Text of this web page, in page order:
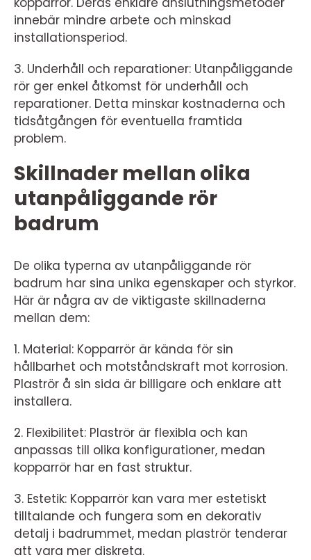
innebär mindre arbete och minskad
installationsperiod.
3. Underhåll och reparationer: Utanpåliggande
rör ger enkel åtkomst för underhåll och
reparationer. Detta minskar kostnaderna och
tidsåtgången för eventuella framtida
problem.
Skillnader mellan olika
utanpåliggande rör
badrum
De olika typerna av utanpåliggande rör
badrum har sina unika egenskaper och styrkor.
Här är några av de viktigaste skillnaderna
mellan dem:
1. Material: Kopparrör är kända för sin
hållbarhet och motståndskraft mot korrosion.
Plaströr å sin sida är billigare och enklare att
installera.
2. Flexibilitet: Plaströr är flexibla och kan
anpassas till olika konfigurationer, medan
kopparrör har en fast struktur.
3. Estetik: Kopparrör kan vara mer estetiskt
tilltalande och fungera som en dekorativ
detalj i badrummet, medan plaströr tenderar
att vara mer diskreta.